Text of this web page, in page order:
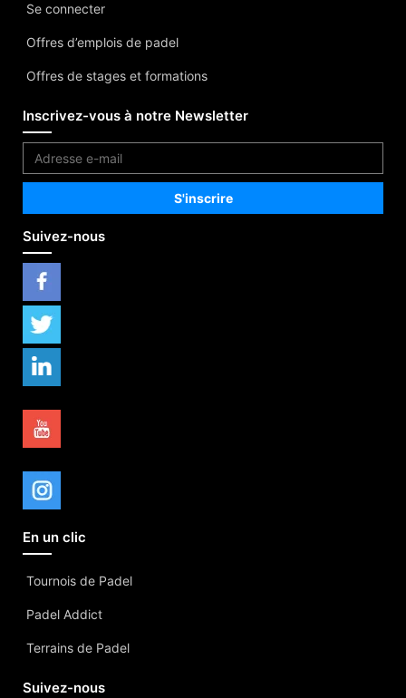
Se connecter
Offres d’emplois de padel
Offres de stages et formations
Inscrivez-vous à notre Newsletter
Suivez-nous
En un clic
Tournois de Padel
Padel Addict
Terrains de Padel
Suivez-nous